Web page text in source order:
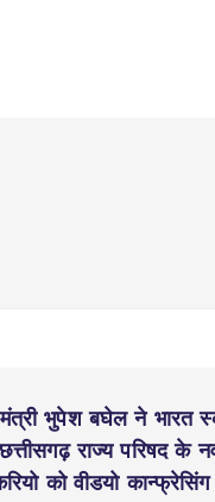
भुपेश बघेल ने भारत
राज्य परिषद के
को वीडयो